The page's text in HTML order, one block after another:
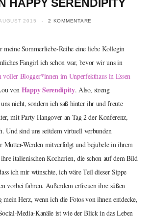
HAPPY SERENDIPITY
2015 2 KOMMENTARE
meine Sommerliebe-Reihe eine liebe Kollegin
Fangirl ich schon war, bevor wir uns in
voller Blogger*innen im Unperfekthaus in Essen
von Happy Serendipity. Also, streng
nicht, sondern ich saß hinter ihr und freute
mit Party Hangover an Tag 2 der Konferenz,
Und sind uns seitdem virtuell verbunden
Mutter-Werden mitverfolgt und bejubele in ihrem
italienischen Kocharien, die schon auf dem Bild
ich mir wünschte, ich wäre Teil dieser Sippe
vorbei fahren. Außerdem erfreuen ihre süßen
Herz, wenn ich die Fotos von ihnen entdecke,
Media-Kanäle ist wie der Blick in das Leben